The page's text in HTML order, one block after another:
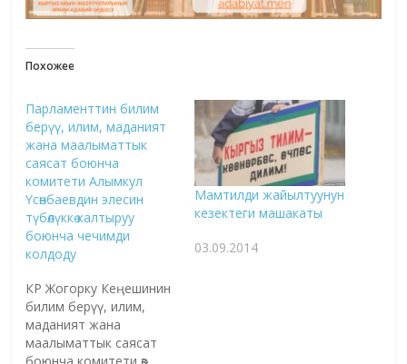
Похожее
Парламенттин билим
берүү, илим, маданият
жана маалыматтык
саясат боюнча
комитети Алымкул
Үсөнбаевдин элесин
түбөлүккө калтыруу
боюнча чечимди
колдоду
КР Жогорку Кеңешинин
билим берүү, илим,
маданият жана
маалыматтык саясат
Мамтилди жайылтуунун
кезектеги машакаты
03.09.2014